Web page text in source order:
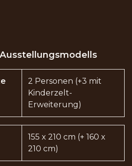
2 Personen (+3 mit
Kinderzelt-
Erweiterung)
155 x 210 cm (+ 160 x
210 cm)